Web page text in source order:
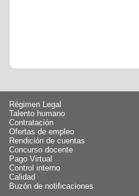
Régimen Legal
Talento humano
Contratación
Ofertas de empleo
Rendición de cuentas
Concurso docente
Pago Virtual
Control interno
Calidad
Buzón de notificaciones